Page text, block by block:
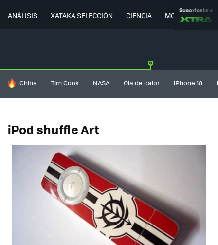
ANÁLISIS XATAKA SELECCIÓN CIENCIA MOVILIDAD
Suscríbete a
HOY SE HABLA DE
China Tim Cook NASA Ola de calor iPhone 18
iPod shuffle Art